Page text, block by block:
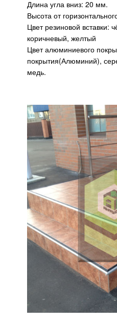
Длина угла вниз: 20 мм.
Высота от
Цвет резиновой вставки:
коричневый, желтый
Цвет алюминиевого
покрытия(Алюминий),
медь.